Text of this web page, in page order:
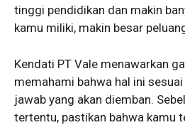
tinggi pendidikan dan makin
kamu miliki, makin besar
Kendati PT Vale menawarkan
memahami bahwa hal ini
jawab yang akan diemban.
tertentu, pastikan bahwa kamu